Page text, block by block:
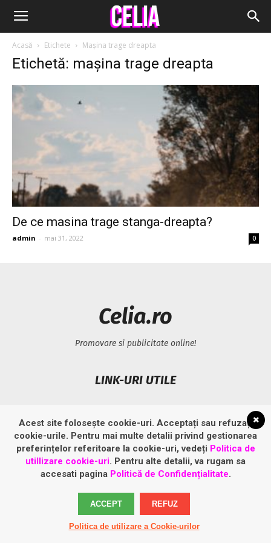
Acasă Etichete Mașina trage dreapta
Etichetă: mașina trage dreapta
De ce masina trage stanga-dreapta?
admin - mai 31, 2022 0
Celia.ro
Promovare si publicitate online!
LINK-URI UTILE
Politică de confidențialitate
Acest site folosește cookie-uri. Acceptați sau refuzați
cookie-urile. Pentru mai multe detalii privind gestionarea
preferințelor referitoare la cookie-uri, vedeți Politica de
utillizare cookie-uri. Pentru alte detalii, va rugam sa
accesati pagina Politică de Confidențialitate.
ACCEPT REFUZ
Politica de utilizare a Cookie-urilor